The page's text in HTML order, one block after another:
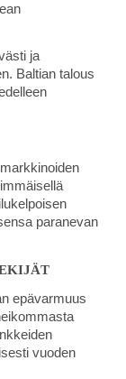
ja
Baltian talous
paranevan
epävarmuus
vuoden